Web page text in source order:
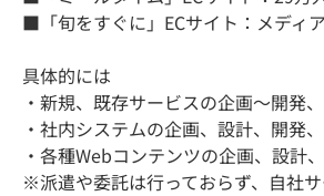
■「旬をすぐに」ECサイト：メディ
具体的には
・新規、既存サービスの企画〜開発
・社内システムの企画、設計、開発
・各種Webコンテンツの企画、設計
※派遣や委託は行っておらず、自社